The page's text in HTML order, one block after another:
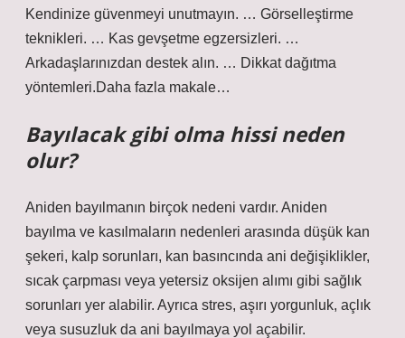
Kendinize güvenmeyi unutmayın. … Görselleştirme
teknikleri. … Kas gevşetme egzersizleri. …
Arkadaşlarınızdan destek alın. … Dikkat dağıtma
yöntemleri.Daha fazla makale…
Bayılacak gibi olma hissi neden
olur?
Aniden bayılmanın birçok nedeni vardır. Aniden
bayılma ve kasılmaların nedenleri arasında düşük kan
şekeri, kalp sorunları, kan basıncında ani değişiklikler,
sıcak çarpması veya yetersiz oksijen alımı gibi sağlık
sorunları yer alabilir. Ayrıca stres, aşırı yorgunluk, açlık
veya susuzluk da ani bayılmaya yol açabilir.